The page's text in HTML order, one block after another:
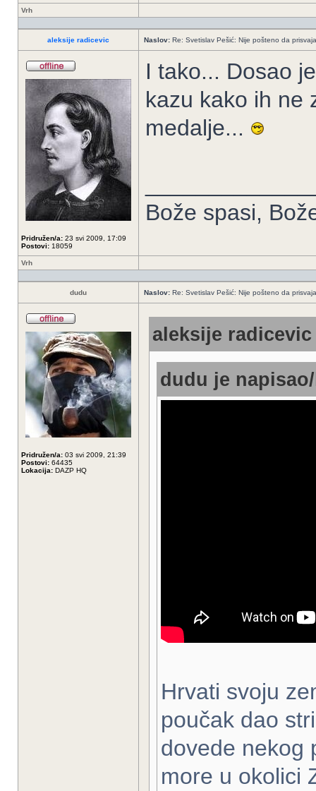
Vrh
aleksije radicevic Naslov: Re: Svetislav Pešić: Nije pošteno da
Pridružen/a: 23 svi 2009, 17:09
Postovi: 18059
I tako... Dosao
kazu kako ih ne
medalje...
Bože spasi,
Vrh
dudu Naslov: Re: Svetislav Pešić: Nije pošteno da
Pridružen/a: 03 svi 2009, 21:39
Postovi: 64435
Lokacija: DAZP HQ
aleksije
dudu je
Hrvati svoju
poučak dao
dovede nekog
more u okolici